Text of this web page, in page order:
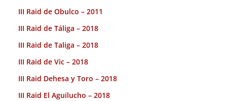
III Raid de Obulco – 2011
III Raid de Táliga – 2018
III Raid de Taliga – 2018
III Raid de Vic – 2018
III Raid Dehesa y Toro – 2018
III Raid El Aguilucho – 2018